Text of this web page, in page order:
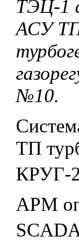
ТЭЦ-1
АСУ
№10.
ТП
КРУГ-
АРМ